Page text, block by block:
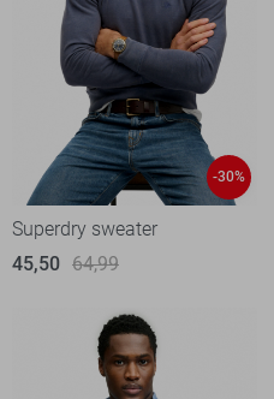
-30%
Superdry sweater
45,50 64,99